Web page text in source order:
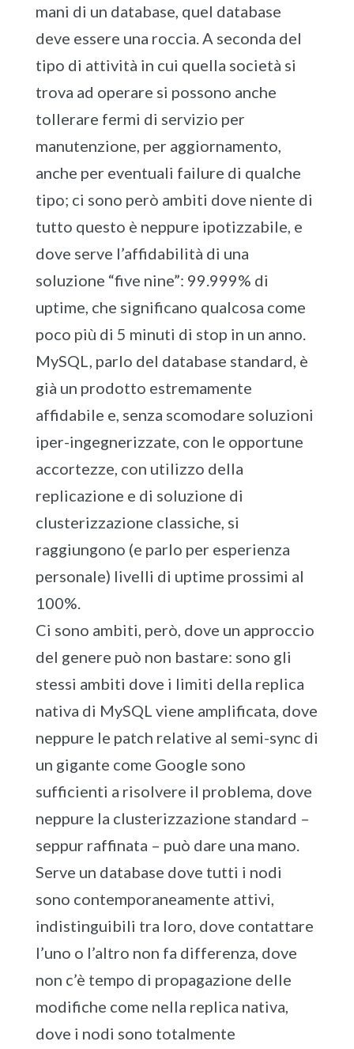
mani di un database, quel database
deve essere una roccia. A seconda del
tipo di attività in cui quella società si
trova ad operare si possono anche
tollerare fermi di servizio per
manutenzione, per aggiornamento,
anche per eventuali failure di qualche
tipo; ci sono però ambiti dove niente di
tutto questo è neppure ipotizzabile, e
dove serve l’affidabilità di una
soluzione “five nine”: 99.999% di
uptime, che significano qualcosa come
poco più di 5 minuti di stop in un anno.
MySQL, parlo del database standard, è
già un prodotto estremamente
affidabile e, senza scomodare soluzioni
iper-ingegnerizzate, con le opportune
accortezze, con utilizzo della
replicazione e di soluzione di
clusterizzazione classiche, si
raggiungono (e parlo per esperienza
personale) livelli di uptime prossimi al
100%.
Ci sono ambiti, però, dove un approccio
del genere può non bastare: sono gli
stessi ambiti dove i limiti della replica
nativa di MySQL viene amplificata, dove
neppure le patch relative al semi-sync di
un gigante come Google sono
sufficienti a risolvere il problema, dove
neppure la clusterizzazione standard –
seppur raffinata – può dare una mano.
Serve un database dove tutti i nodi
sono contemporaneamente attivi,
indistinguibili tra loro, dove contattare
l’uno o l’altro non fa differenza, dove
non c’è tempo di propagazione delle
modifiche come nella replica nativa,
dove i nodi sono totalmente